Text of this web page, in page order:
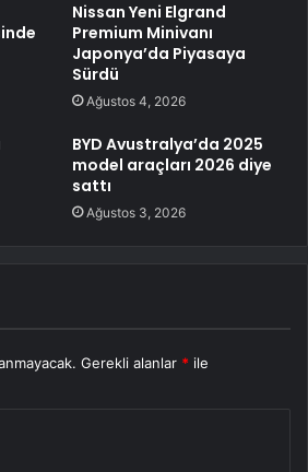
Nissan Yeni Elgrand
Premium Minivanı
Japonya’da Piyasaya
Sürdü
Ağustos 4, 2026
BYD Avustralya’da 2025
model araçları 2026 diye
sattı
Ağustos 3, 2026
Gerekli alanlar * ile